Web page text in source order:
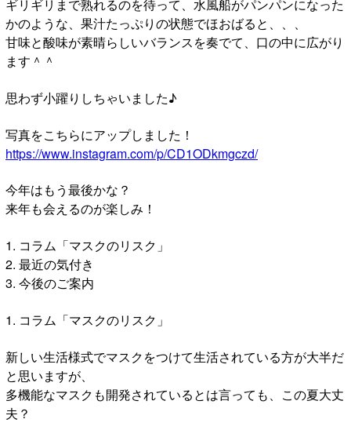
ギリギリまで熟れるのを待って、水風船がパンパンになった
かのような、果汁たっぷりの状態でほおばると、、、
甘味と酸味が素晴らしいバランスを奏でて、口の中に広がり
ます＾＾
思わず小躍りしちゃいました♪
写真をこちらにアップしました！
https://www.instagram.com/p/CD1ODkmgczd/
今年はもう最後かな？
来年も会えるのが楽しみ！
1. コラム「マスクのリスク」
2. 最近の気付き
3. 今後のご案内
1. コラム「マスクのリスク」
新しい生活様式でマスクをつけて生活されている方が大半だ
と思いますが、
多機能なマスクも開発されているとは言っても、この夏大丈
夫？